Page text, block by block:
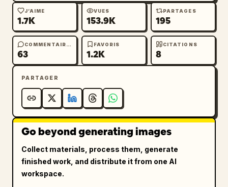
J’AIME
1.7K
VUES
153.9K
PARTAGES
195
COMMENTAIRES
63
FAVORIS
1.2K
CITATIONS
8
PARTAGER
Go beyond generating images
Collect materials, process them, generate
finished work, and distribute it from one AI
workspace.